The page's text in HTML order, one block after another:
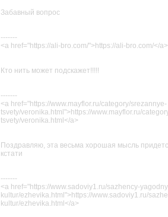
Забавный вопрос
-------
<a href="https://ali-bro.com/">https://ali-bro.com/</a>
Кто нить может подскажет!!!!!
-------
<a href="https://www.mayflor.ru/category/srezannye-
tsvety/veronika.html">https://www.mayflor.ru/
tsvety/veronika.html</a>
Поздравляю, эта весьма хорошая мысль
кстати
-------
<a href="https://www.sadoviy1.ru/sazhency-
kultur/ezhevika.html">https://www.sadoviy1.ru/
kultur/ezhevika.html</a>